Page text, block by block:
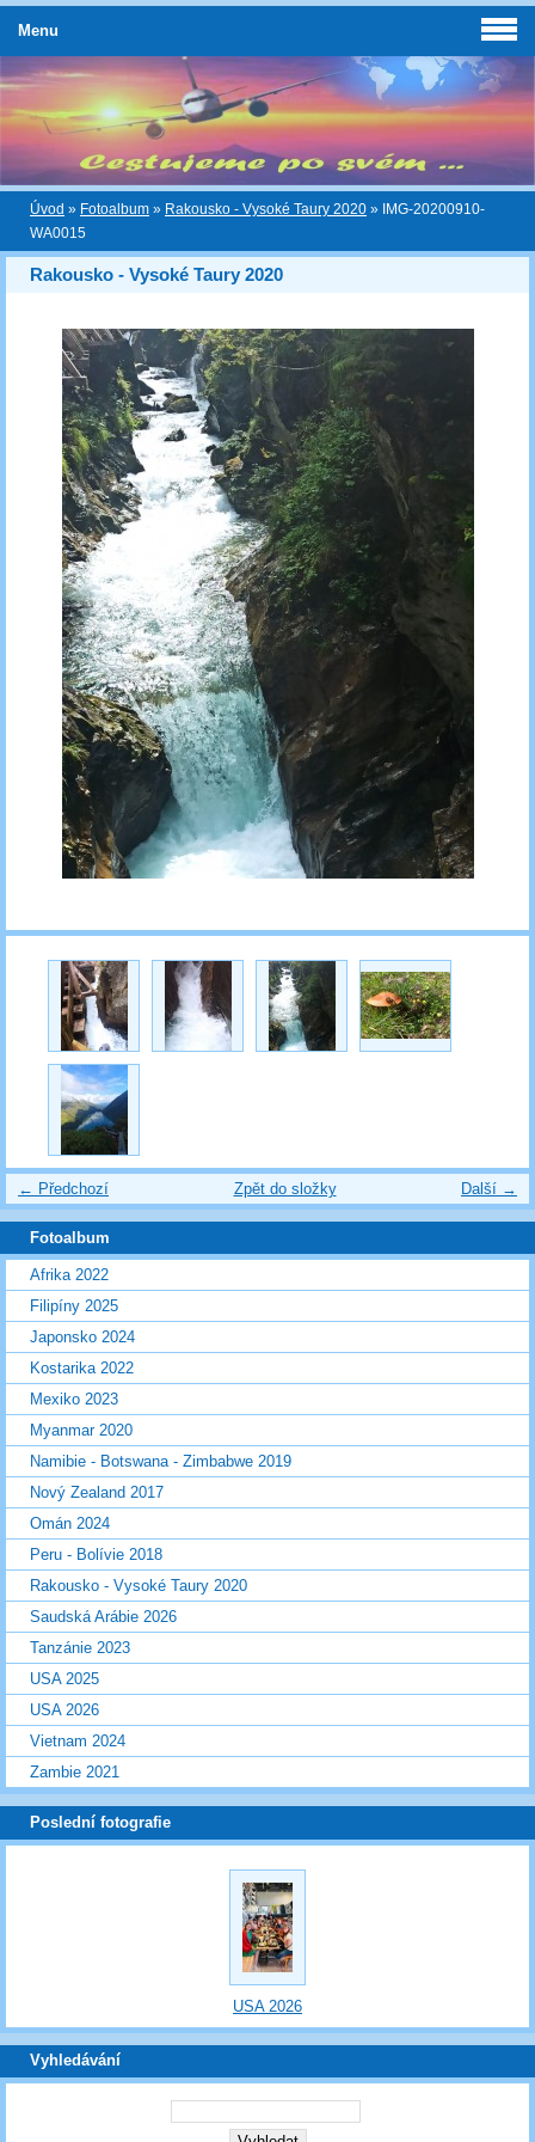
Úvod » Fotoalbum » Rakousko - Vysoké Taury 2020 »
IMG-20200910-
WA0015
Rakousko - Vysoké Taury 2020
← Předchozí Další →
Zpět do složky
Menu
Fotoalbum
Afrika 2022
Filipíny 2025
Japonsko 2024
Kostarika 2022
Mexiko 2023
Myanmar 2020
Namibie - Botswana - Zimbabwe 2019
Nový Zealand 2017
Omán 2024
Peru - Bolívie 2018
Rakousko - Vysoké Taury 2020
Saudská Arábie 2026
Tanzánie 2023
USA 2025
USA 2026
Vietnam 2024
Zambie 2021
Poslední fotografie
USA 2026
Vyhledávání